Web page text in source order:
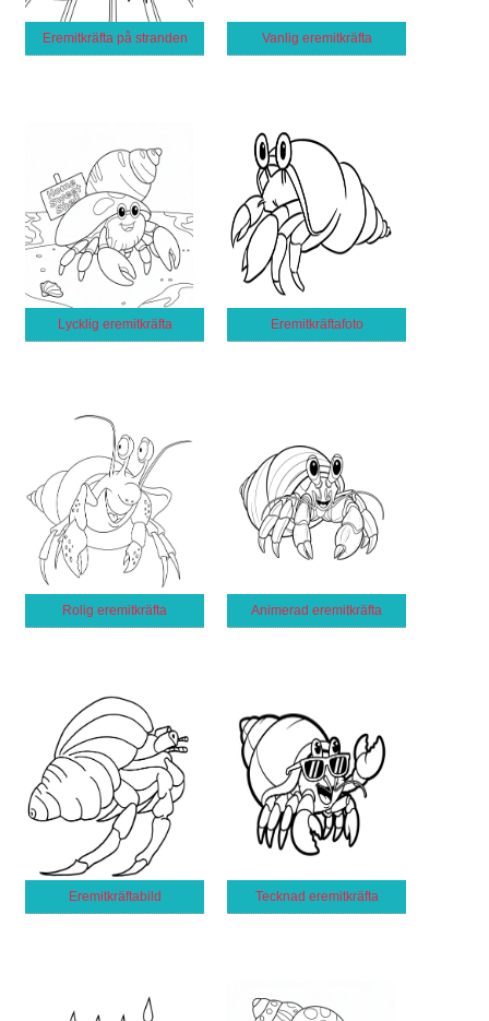
Eremitkräfta på stranden Vanlig eremitkräfta
Lycklig eremitkräfta Eremitkräftafoto
Rolig eremitkräfta Animerad eremitkräfta
Eremitkräftabild Tecknad eremitkräfta